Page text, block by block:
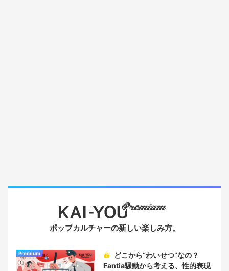
ポップカルチャーの新しい楽しみ方。
Premium
Fantia騒動から考える、性的表現